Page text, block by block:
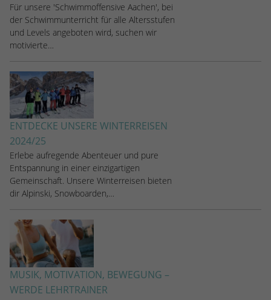
Für unsere 'Schwimmoffensive Aachen', bei
der Schwimmunterricht für alle Altersstufen
und Levels angeboten wird, suchen wir
motivierte…
ENTDECKE UNSERE WINTERREISEN
2024/25
Erlebe aufregende Abenteuer und pure
Entspannung in einer einzigartigen
Gemeinschaft. Unsere Winterreisen bieten
dir Alpinski, Snowboarden,…
MUSIK, MOTIVATION, BEWEGUNG –
WERDE LEHRTRAINER